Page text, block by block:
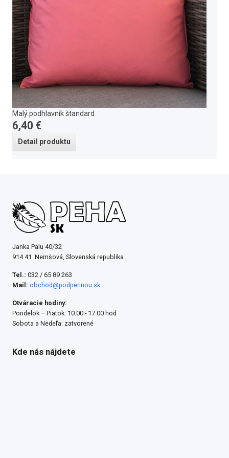
Malý podhlavník štandard
6,40 €
Detail produktu
Janka Palu 40/32
914 41 Nemšová, Slovenská republika
Tel.: 032 / 65 89 263
Mail: obchod@podperinou.sk
Otváracie hodiny:
Pondelok – Piatok: 10.00 - 17.00 hod
Sobota a Nedeľa: zatvorené
Kde nás nájdete